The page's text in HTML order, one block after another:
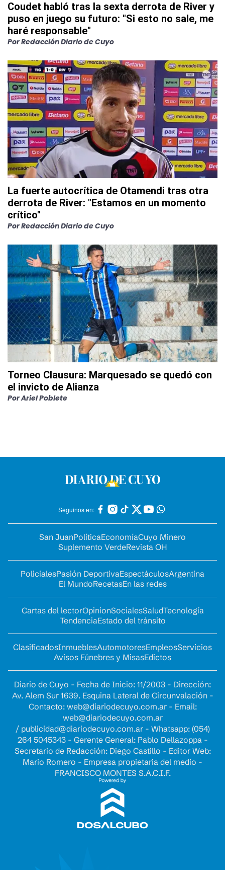
Coudet habló tras la sexta derrota de River y
puso en juego su futuro: "Si esto no sale, me
haré responsable"
PorRedacción Diario de Cuyo
La fuerte autocrítica de Otamendi tras otra
derrota de River: "Estamos en un momento
crítico"
PorRedacción Diario de Cuyo
Torneo Clausura: Marquesado se quedó con
el invicto de Alianza
PorAriel Poblete
Seguinos en:
San JuanPolíticaEconomíaCuyo Minero
Suplemento VerdeRevista OH
PolicialesPasión DeportivaEspectáculosArgentina
El MundoRecetasEn las redes
Cartas del lectorOpinionSocialesSaludTecnología
TendenciaEstado del tránsito
ClasificadosInmueblesAutomotoresEmpleosServicios
Avisos Fúnebres y MisasEdictos
Diario de Cuyo - Fecha de Inicio: 11/2003 - Dirección:
Av. Alem Sur 1639. Esquina Lateral de Circunvalación -
Contacto: web@diariodecuyo.com.ar- Email:
web@diariodecuyo.com.ar
/ publicidad@diariodecuyo.com.ar- Whatsapp: (054)
264 5045343 - Gerente General: Pablo Dellazoppa -
Secretario de Redacción: Diego Castillo - Editor Web:
Mario Romero - Empresa propietaria del medio -
FRANCISCO MONTES S.A.C.I.F.